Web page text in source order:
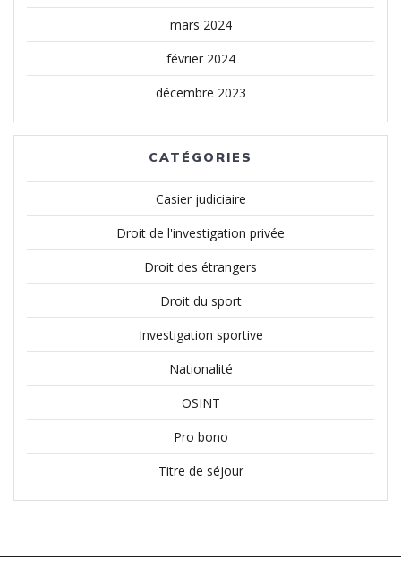
mars 2024
février 2024
décembre 2023
CATÉGORIES
Casier judiciaire
Droit de l'investigation privée
Droit des étrangers
Droit du sport
Investigation sportive
Nationalité
OSINT
Pro bono
Titre de séjour